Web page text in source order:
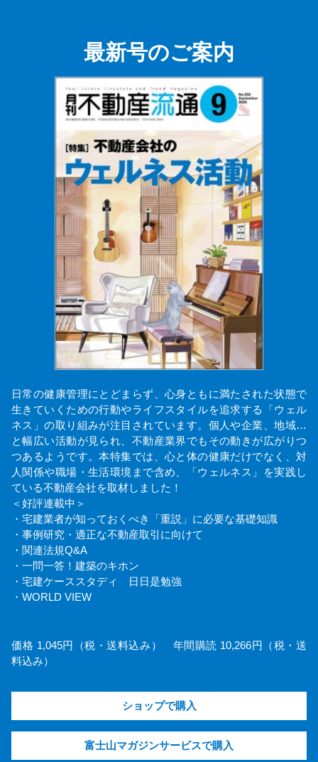
最新号のご案内
日常の健康管理にとどまらず、心身ともに満たされた状態で
生きていくための行動やライフスタイルを追求する「ウェル
ネス」の取り組みが注目されています。個人や企業、地域…
と幅広い活動が見られ、不動産業界でもその動きが広がりつ
つあるようです。本特集では、心と体の健康だけでなく、対
人関係や職場・生活環境まで含め、「ウェルネス」を実践し
ている不動産会社を取材しました！
＜好評連載中＞
・宅建業者が知っておくべき「重説」に必要な基礎知識
・事例研究・適正な不動産取引に向けて
・関連法規Q&A
・一問一答！建築のキホン
・宅建ケーススタディ 日日是勉強
・WORLD VIEW
価格 1,045円（税・送料込み） 年間購読 10,266円（税・送
料込み）
ショップで購入
富士山マガジンサービスで購入